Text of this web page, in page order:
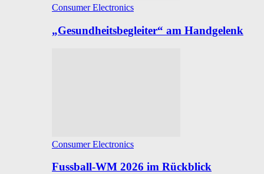
Consumer Electronics
„Gesundheitsbegleiter“ am Handgelenk
Consumer Electronics
Fussball-WM 2026 im Rückblick